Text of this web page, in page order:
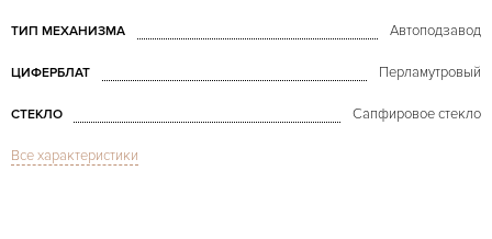
ТИП МЕХАНИЗМА Автоподзавод
ЦИФЕРБЛАТ Перламутровый
СТЕКЛО Сапфировое стекло
ФУНКЦИИ
Все характеристики